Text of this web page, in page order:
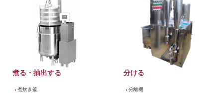
煮る・抽出する
煮炊き釜
分ける
分離機